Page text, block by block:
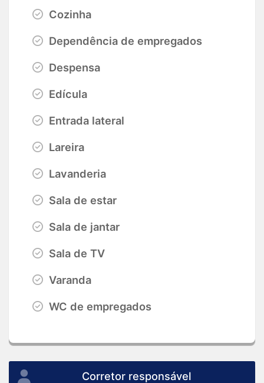
Cozinha
Dependência de empregados
Despensa
Edícula
Entrada lateral
Lareira
Lavanderia
Sala de estar
Sala de jantar
Sala de TV
Varanda
WC de empregados
Corretor responsável